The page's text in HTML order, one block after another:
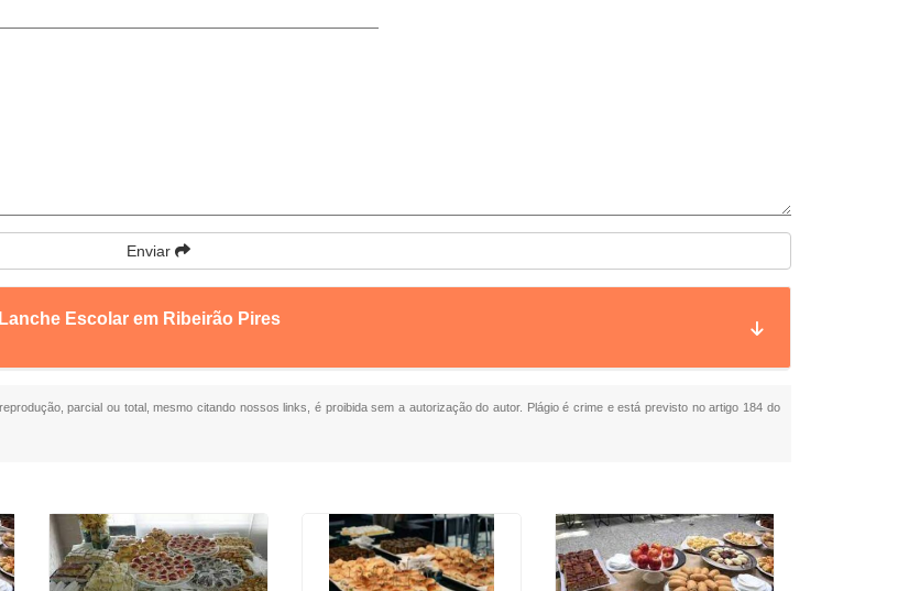
Enviar
Escolar em Ribeirão Pires
parcial ou total, mesmo citando nossos links, é proibida sem a autorização do autor. Plágio é crime e está previsto no artigo 184 do